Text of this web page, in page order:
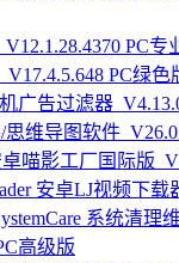
PC专
PC绿色
广告过滤器
维导图软件
卓喵影工厂国际版
安卓LJ视频下载
系统清理
高级版